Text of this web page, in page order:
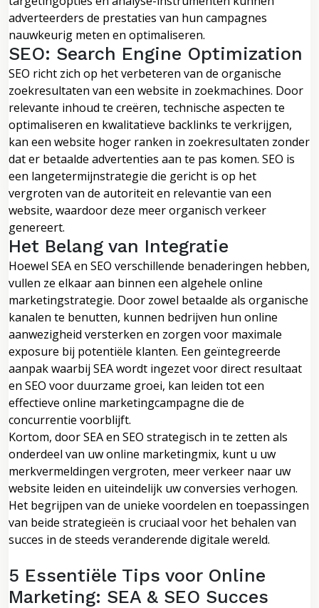
adverteerders de prestaties van hun campagnes
nauwkeurig meten en optimaliseren.
SEO: Search Engine Optimization
SEO richt zich op het verbeteren van de organische
zoekresultaten van een website in zoekmachines. Door
relevante inhoud te creëren, technische aspecten te
optimaliseren en kwalitatieve backlinks te verkrijgen,
kan een website hoger ranken in zoekresultaten zonder
dat er betaalde advertenties aan te pas komen. SEO is
een langetermijnstrategie die gericht is op het
vergroten van de autoriteit en relevantie van een
website, waardoor deze meer organisch verkeer
genereert.
Het Belang van Integratie
Hoewel SEA en SEO verschillende benaderingen hebben,
vullen ze elkaar aan binnen een algehele online
marketingstrategie. Door zowel betaalde als organische
kanalen te benutten, kunnen bedrijven hun online
aanwezigheid versterken en zorgen voor maximale
exposure bij potentiële klanten. Een geïntegreerde
aanpak waarbij SEA wordt ingezet voor direct resultaat
en SEO voor duurzame groei, kan leiden tot een
effectieve online marketingcampagne die de
concurrentie voorblijft.
Kortom, door SEA en SEO strategisch in te zetten als
onderdeel van uw online marketingmix, kunt u uw
merkvermeldingen vergroten, meer verkeer naar uw
website leiden en uiteindelijk uw conversies verhogen.
Het begrijpen van de unieke voordelen en toepassingen
van beide strategieën is cruciaal voor het behalen van
succes in de steeds veranderende digitale wereld.
5 Essentiële Tips voor Online
Marketing: SEA & SEO Succes